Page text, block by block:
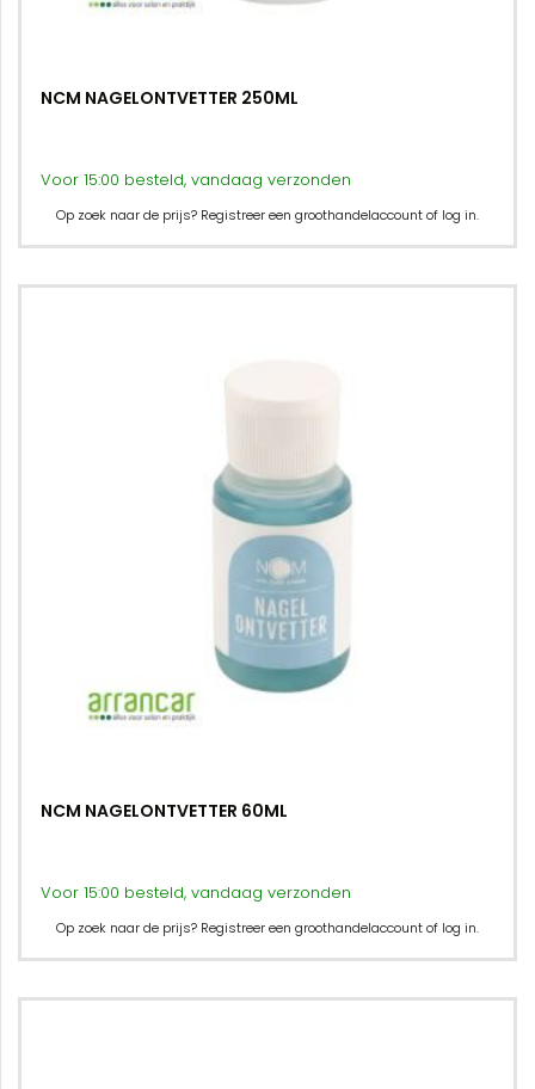
NCM NAGELONTVETTER 250ML
Voor 15:00 besteld, vandaag verzonden
Op zoek naar de prijs? Registreer een groothandelaccount of log in.
NCM NAGELONTVETTER 60ML
Voor 15:00 besteld, vandaag verzonden
Op zoek naar de prijs? Registreer een groothandelaccount of log in.